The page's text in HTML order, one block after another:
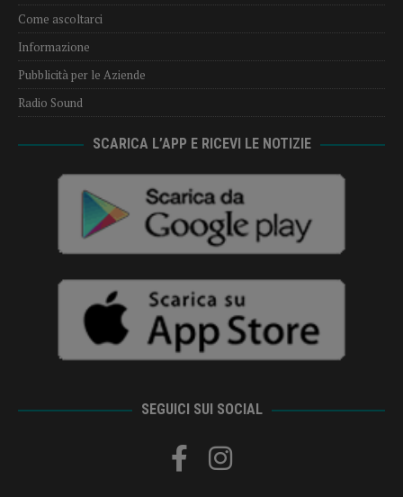
Come ascoltarci
Informazione
Pubblicità per le Aziende
Radio Sound
SCARICA L’APP E RICEVI LE NOTIZIE
SEGUICI SUI SOCIAL